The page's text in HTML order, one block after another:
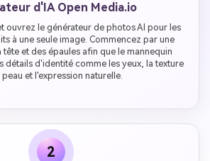
d'IA Open Media.io
ouvrez le générateur de photos AI pour les
à une seule image. Commencez par une
et des épaules afin que le mannequin
détails d'identité comme les yeux, la texture
peau et l'expression naturelle.
2